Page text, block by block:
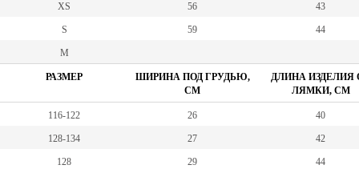
XS 56 43
S 59 44
M
РАЗМЕР
ШИРИНА ПОД ГРУДЬЮ,
СМ
ДЛИНА ИЗДЕЛИЯ
ЛЯМКИ, СМ
116-122 26 40
128-134 27 42
128 29 44